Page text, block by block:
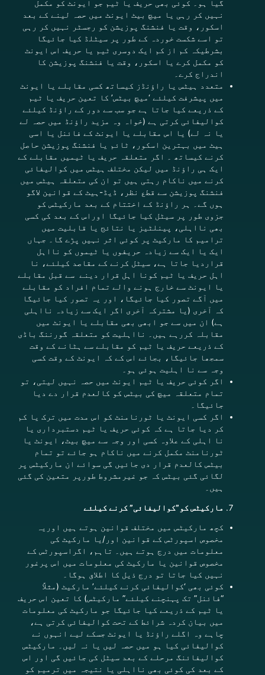
گیا ہو۔ کوئی بھی حریف یا ٹیم جو ایونٹ کو مکمل
نہیں کر رہی یا میچ بیٹ ایونٹ میں حصہ لینے کے بعد
اسکور، وقت یا فنشنگ پوزیشن کو رجسٹر نہیں کر رہی
تو اسے شکست خوردہ کے طور پر سیٹلڈ کیا جائیگا
بشرطیکہ کم از کم ایک دوسری ٹیم یا حریف اس ایونٹ
کو مکمل کرے یا اسکور، وقت یا فنشنگ پوزیشن کا
اندراج کرے۔
متعدد ہیٹس یا راؤنڈز کیساتھ کسی مقابلے یا ایونٹ
میں پیشرفت کیلئے ‘میچ بیٹس’ کا تعین حریف یا ٹیم
کے ذریعے کیا جاتا ہے جو سب سے دور کے راؤنڈ کیلئے
کوالیفائی کرتی ہے (خواہ وہ مزید راؤنڈ میں حصہ لے
یا نہ لے) یا اس مقابلے یا ایونٹ کے فائنل یا اسی
ہیٹ میں بہترین اسکور، ٹائم یا فنشنگ پوزیشن حاصل
کرنے کیساتھ ۔ اگر متعلقہ حریف یا ٹیمیں مقابلے کے
ایک ہی راؤنڈ میں لیکن مختلف ہیٹس میں کوالیفائی
کرنے میں ناکام رہتی ہیں تو ان کی متعلقہ ہیٹس میں
فنشنگ پوزیشن سے قطع نظر، ڈیڈ-ہیٹ کے قوانین لاگو
ہوں گے۔ ہر راؤنڈ کے اختتام کے بعد مارکیٹس کو
جزوی طور پر سیٹل کیا جائیگا اوراس کے بعد کی کسی
بھی نااہلی، پینلٹیز یا نتائج یا قابلیت میں
ترامیم کا مارکیٹ پر کوئی اثر نہیں پڑے گا۔ جہاں
ایک یا ایک سے زیادہ حریفوں یا ٹیموں کو نااہل
قراردیا جاتا ہے، سیٹل کرنے کے مقاصد کیلئے، نا
اہل حریف یا ٹیم کونا اہل قرار دینے سے قبل مقابلے
یا ایونٹ سے خارج ہونے والے تمام افراد کو مقابلے
میں آگے تصور کیا جائیگا، اور یہ تصور کیا جائیگا
کہ آخری (یا مشترکہ آخری اگر ایک سے زیادہ نااہلی
ہے) ان میں سے جو ابھی بھی مقابلے یا ایونٹ میں
مقابلہ کررہے ہیں۔ نااہلیت کو متعلقہ گورننگ باڈی
کے ذریعے حریف یا ٹیم کو مقابلے سے ہٹانے کے وقت
سمجھا جائیگا، بجائے اس کے کہ ایونٹ کے وقت کسی
وجہ سے نا اہلیت ہوئی ہو۔
اگر کوئی حریف یا ٹیم ایونٹ میں حصہ نہیں لیتی، تو
تمام متعلقہ میچ کی بیٹس کو کالعدم قرار دے دیا
جائیگا۔
اگر کسی ایونٹ یا ٹورنامنٹ کو اس مدت میں ترک یا کم
کر دیا جاتا ہے کہ کوئی حریف یا ٹیم دستبرداری یا
نا اہلی کے علاوہ کسی اور وجہ سے میچ بیٹ، ایونٹ یا
ٹورنامنٹ مکمل کرنے میں ناکام ہو جائے تو تمام
بیٹس کالعدم قرار دی جائیں گی سوائے ان مارکیٹس پر
لگائی گئی بیٹس کہ جو غیرمشروط طورپر متعین کی گئی
ہیں۔
مارکیٹس کو”کوالیفائی” کرنے کیلئے
کچھ مارکیٹس میں مختلف قوانین ہوتے ہیں اوریہ
مخصوص اسپورٹس کے قوانین اور/یا مارکیٹ کی
معلومات میں درج ہوتے ہیں۔ تاہم، اگراسپورٹس کے
مخصوص قوانین یا مارکیٹ کی معلومات میں اس پرغور
نہیں کیا جاتا تو درج ذیل کا اطلاق ہوگا۔
کوئی بھی ‘کوالیفائی کرنے کیلئے’ مارکیٹ (مثلاً
“فائنل” تک پہنچنے کیلئے” مارکیٹس) کا تعین اس حریف
یا ٹیم کے ذریعے کیا جائیگا جو مارکیٹ کی معلومات
میں بیان کردہ شرائط کے تحت کوالیفائی کرتی ہے،
چاہے وہ اگلے راؤنڈ یا ایونٹ جسکے لیے انہوں نے
کوالیفائی کیا ہو میں حصہ لیں یا نہ لیں۔ مارکیٹس
کوالیفائنگ مرحلے کے بعد سیٹل کی جائیں گی اور اس
کے بعد کی کوئی بھی نااہلی یا نتیجہ میں ترمیم کو